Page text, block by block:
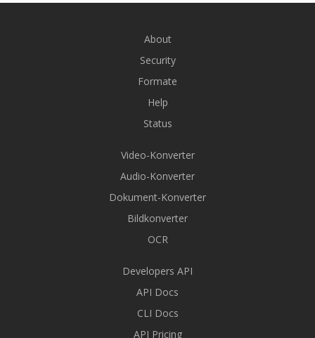
About
Security
Formate
Help
Status
Video-Konverter
Audio-Konverter
Dokument-Konverter
Bildkonverter
OCR
Developers API
API Docs
CLI Docs
API Pricing